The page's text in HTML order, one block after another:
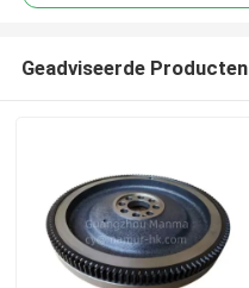
Geadviseerde Producten